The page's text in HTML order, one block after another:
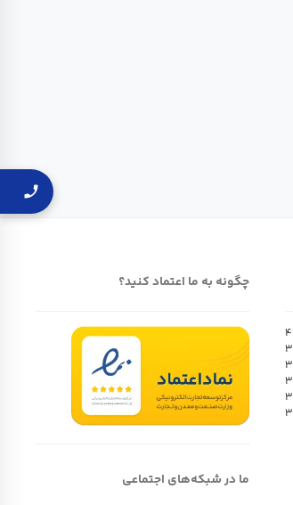
چگونه به ما اعتماد کنید؟
ما در شبکه‌های اجتماعی